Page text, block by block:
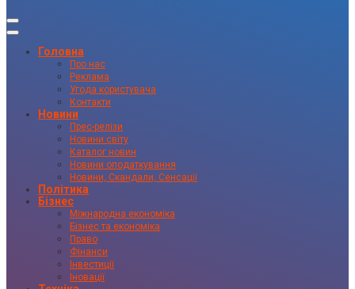
Головна
Про нас
Реклама
Угода користувача
Контакти
Новини
Прес-релізи
Новини світу
Каталог новин
Новини оподаткування
Новини, Скандали, Сенсації
Політика
Бізнес
Міжнародна економіка
Бізнес та економіка
Право
Фінанси
Інвестиції
Іновації